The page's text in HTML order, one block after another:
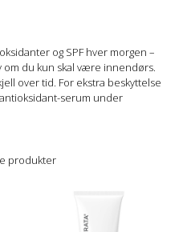
og SPF hver morgen –
om du kun skal være innendørs.
over tid. For ekstra beskyttelse
serum under
produkter